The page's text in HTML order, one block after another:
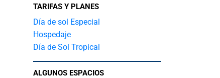
TARIFAS Y PLANES
Día de sol Especial
Hospedaje
Día de Sol Tropical
ALGUNOS ESPACIOS